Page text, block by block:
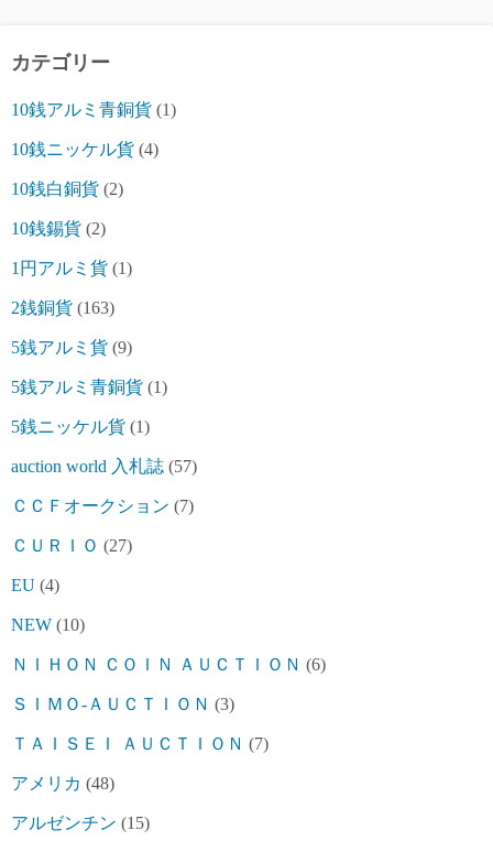
カテゴリー
10銭アルミ青銅貨 (1)
10銭ニッケル貨 (4)
10銭白銅貨 (2)
10銭錫貨 (2)
1円アルミ貨 (1)
2銭銅貨 (163)
5銭アルミ貨 (9)
5銭アルミ青銅貨 (1)
5銭ニッケル貨 (1)
auction world 入札誌 (57)
ＣＣＦオークション (7)
ＣＵＲＩＯ (27)
EU (4)
NEW (10)
ＮＩＨＯＮ ＣＯＩＮ ＡＵＣＴＩＯＮ (6)
ＳＩＭＯ-ＡＵＣＴＩＯＮ (3)
ＴＡＩＳＥＩ ＡＵＣＴＩＯＮ (7)
アメリカ (48)
アルゼンチン (15)